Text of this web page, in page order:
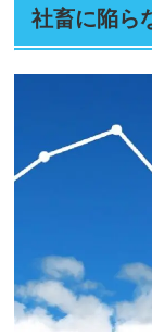
社畜に陥ら